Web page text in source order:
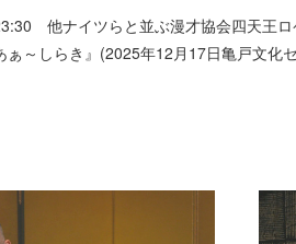
他ナイツらと並ぶ漫才協会四天王
～しらき』(2025年12月17日亀戸文化